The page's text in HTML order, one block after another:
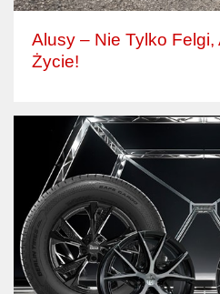
Alusy – Nie Tylko
Życie!